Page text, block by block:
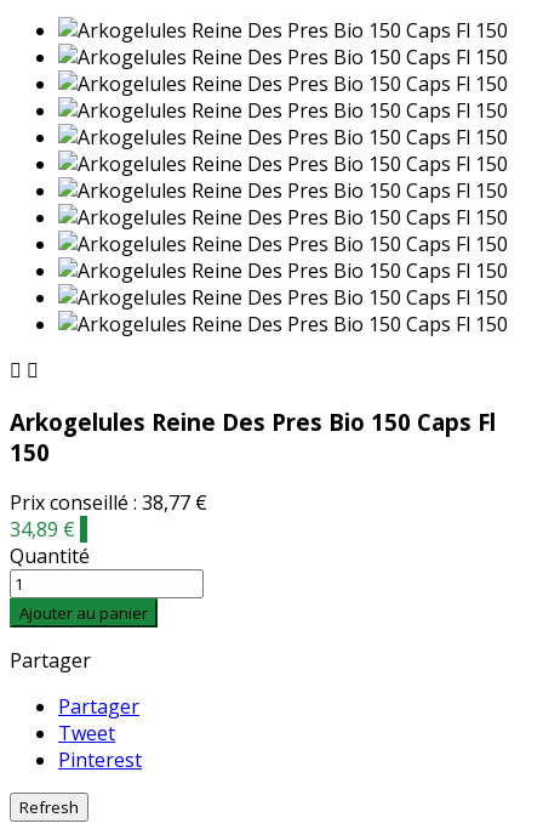
 
Arkogelules Reine Des Pres Bio 150 Caps Fl
150
Prix conseillé : 38,77 €
34,89 €
Quantité
Ajouter au panier
Partager
Partager
Tweet
Pinterest